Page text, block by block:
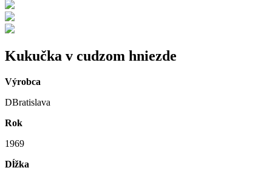
Kukučka v cudzom hniezde
Výrobca
DBratislava
Rok
1969
Dĺžka